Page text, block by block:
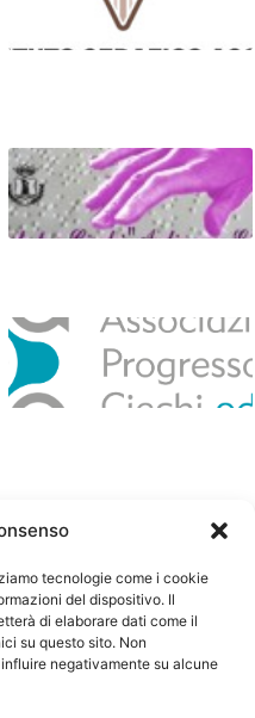
tecnologie come i cookie
del dispositivo. Il
di elaborare dati come il
su questo sito. Non
negativamente su alcune